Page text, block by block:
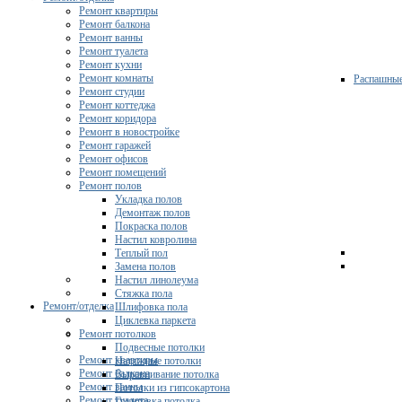
Ремонт/отделка
Ремонт квартиры
Ремонт балкона
Ремонт ванны
Ремонт квартиры
Ремонт балкона
Ремонт ванны
Ремонт туалета
Ремонт кухни
Ремонт комнаты
Ремонт студии
Ремонт коттеджа
Ремонт коридора
Ремонт в новостройке
Ремонт гаражей
Ремонт офисов
Ремонт помещений
Ремонт полов
Укладка полов
Демонтаж полов
Покраска полов
Настил ковролина
Теплый пол
Замена полов
Настил линолеума
Стяжка пола
Шлифовка пола
Циклевка паркета
Ремонт потолков
Подвесные потолки
Натяжные потолки
Выравнивание потолка
Потолки из гипсокартона